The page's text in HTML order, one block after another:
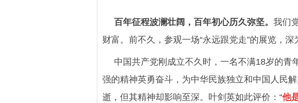
百年征程波澜壮阔，百年初心历久弥坚。 我们
财富。前不久，参观一场“永远跟党走”的展览，深
中国共产党刚成立不久时，一名不满18岁的青
强的精神英勇奋斗，为中华民族独立和中国人民
逝，但其精神却影响至深。叶剑英如此评价：“他